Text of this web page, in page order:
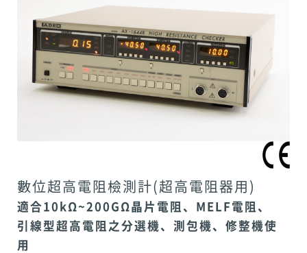
數位超高電阻檢測計(超高電阻器用)
適合10kΩ~200GΩ晶片電阻、MELF電阻、
引線型超高電阻之分選機、測包機、修整機使
用